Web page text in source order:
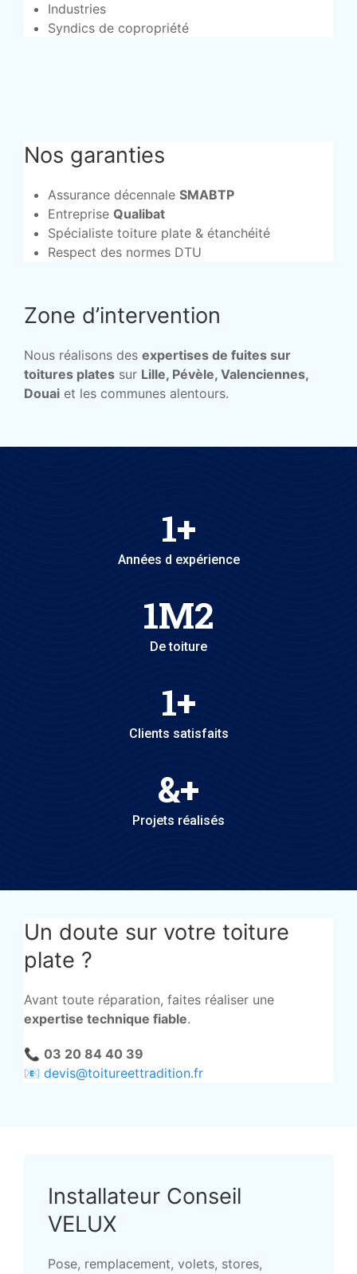
Industries
Syndics de copropriété
Nos garanties
Assurance décennale SMABTP
Entreprise Qualibat
Spécialiste toiture plate & étanchéité
Respect des normes DTU
Zone d’intervention
Nous réalisons des expertises de fuites sur
toitures plates sur Lille, Pévèle, Valenciennes,
Douai et les communes alentours.
1+
Années d expérience
1M2
De toiture
1+
Clients satisfaits
&+
Projets réalisés
Un doute sur votre toiture
plate ?
Avant toute réparation, faites réaliser une
expertise technique fiable.
📞 03 20 84 40 39
📧 devis@toitureettradition.fr
Installateur Conseil
VELUX
Pose, remplacement, volets, stores,